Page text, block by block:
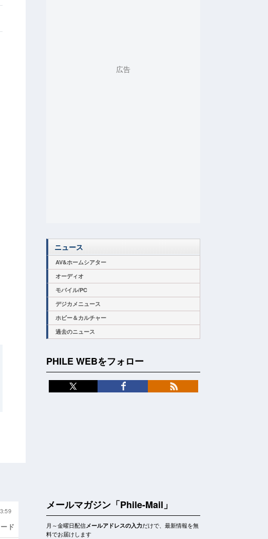
ニュース
AV&ホームシアター
オーディオ
モバイル/PC
デジカメニュース
ホビー＆カルチャー
過去のニュース
PHILE WEBをフォロー
メールマガジン「Phile-Mail」
月～金曜日配信メールアドレスの入力だけで、最新情報を無
料でお届けします